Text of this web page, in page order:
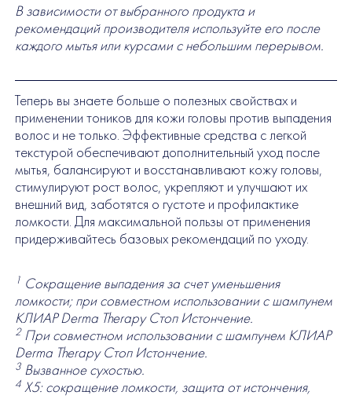
В зависимости от выбранного продукта и
рекомендаций производителя используйте его после
каждого мытья или курсами с небольшим перерывом.
Теперь вы знаете больше о полезных свойствах и
применении тоников для кожи головы против выпадения
волос и не только. Эффективные средства с легкой
текстурой обеспечивают дополнительный уход после
мытья, балансируют и восстанавливают кожу головы,
стимулируют рост волос, укрепляют и улучшают их
внешний вид, заботятся о густоте и профилактике
ломкости. Для максимальной пользы от применения
придерживайтесь базовых рекомендаций по уходу.
1 Сокращение выпадения за счет уменьшения
ломкости; при совместном использовании с шампунем
КЛИАР Derma Therapy Стоп Истончение.
2При совместном использовании с шампунем КЛИАР
Derma Therapy Стоп Истончение.
3Вызванное сухостью.
4Х5: сокращение ломкости, защита от истончения,